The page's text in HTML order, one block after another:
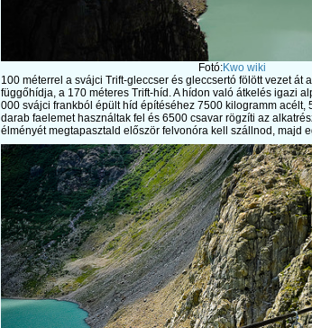
Fotó:Kwo wiki
100 méterrel a svájci Trift-gleccser és gleccsertó fölött vezet át
függőhídja, a 170 méteres Trift-híd. A hídon való átkelés igazi
000 svájci frankból épült híd építéséhez 7500 kilogramm acélt,
darab faelemet használtak fel és 6500 csavar rögzíti az
élményét megtapasztald először felvonóra kell szállnod, majd